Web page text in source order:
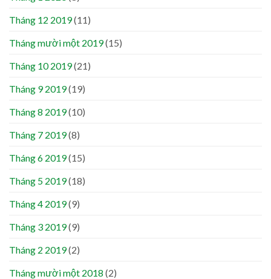
Tháng 12 2019(11)
Tháng mười một 2019(15)
Tháng 10 2019(21)
Tháng 9 2019(19)
Tháng 8 2019(10)
Tháng 7 2019(8)
Tháng 6 2019(15)
Tháng 5 2019(18)
Tháng 4 2019(9)
Tháng 3 2019(9)
Tháng 2 2019(2)
Tháng mười một 2018 (2)